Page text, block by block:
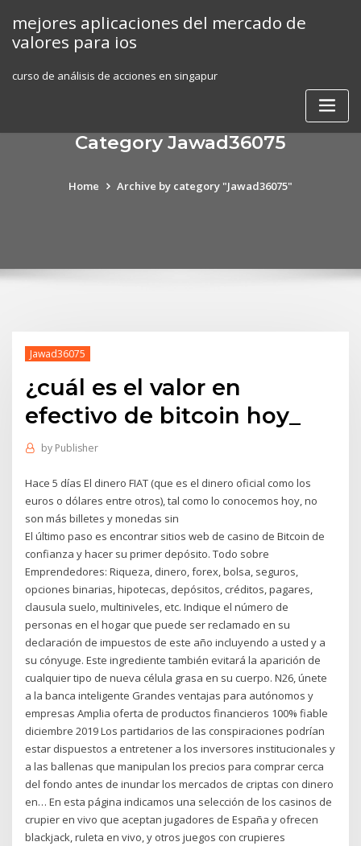
content
mejores aplicaciones del mercado de
valores para ios
curso de análisis de acciones en singapur
Category Jawad36075
Home Archive by category "Jawad36075"
Jawad36075
¿cuál es el valor en
efectivo de bitcoin hoy_
by Publisher
Hace 5 días El dinero FIAT (que es el dinero oficial como los
euros o dólares entre otros), tal como lo conocemos hoy, no
son más billetes y monedas sin
El último paso es encontrar sitios web de casino de Bitcoin de
confianza y hacer su primer depósito. Todo sobre
Emprendedores: Riqueza, dinero, forex, bolsa, seguros,
opciones binarias, hipotecas, depósitos, créditos, pagares,
clausula suelo, multiniveles, etc. Indique el número de
personas en el hogar que puede ser reclamado en su
declaración de impuestos de este año incluyendo a usted y a
su cónyuge. Este ingrediente también evitará la aparición de
cualquier tipo de nueva célula grasa en su cuerpo. N26, únete
a la banca inteligente Grandes ventajas para autónomos y
empresas Amplia oferta de productos financieros 100% fiable
diciembre 2019 Los partidarios de las conspiraciones podrían
estar dispuestos a entretener a los inversores institucionales y
a las ballenas que manipulan los precios para comprar cerca
del fondo antes de inundar los mercados de criptas con dinero
en… En esta página indicamos una selección de los casinos de
crupier en vivo que aceptan jugadores de España y ofrecen
blackjack, ruleta en vivo, y otros juegos con crupieres